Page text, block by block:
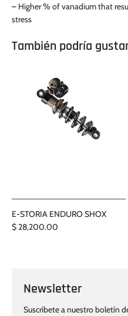
– Higher % of vanadium that
stress
También podría
E-STORIA ENDURO SHOX
$ 28,200.00
Newsletter
Suscríbete a nuestro boletín